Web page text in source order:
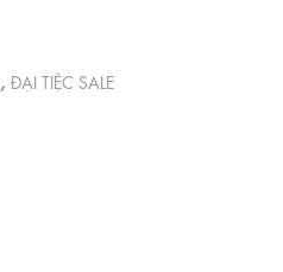
, ĐẠI TIỆC SALE